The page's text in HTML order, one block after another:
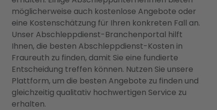
möglicherweise auch kostenlose Angebote oder
eine Kostenschätzung für Ihren konkreten Fall an.
Unser Abschleppdienst-Branchenportal hilft
Ihnen, die besten Abschleppdienst-Kosten in
Fraureuth zu finden, damit Sie eine fundierte
Entscheidung treffen können. Nutzen Sie unsere
Plattform, um die besten Angebote zu finden und
gleichzeitig qualitativ hochwertigen Service zu
erhalten.